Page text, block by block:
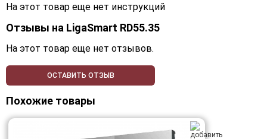
На этот товар еще нет инструкций
Отзывы на LigaSmart RD55.35
На этот товар еще нет отзывов.
ОСТАВИТЬ ОТЗЫВ
Похожие товары